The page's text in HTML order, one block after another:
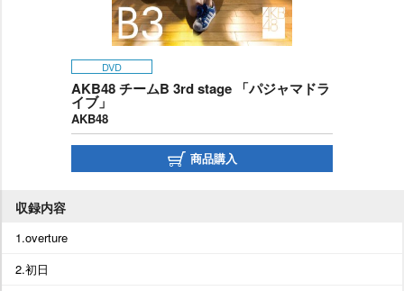
DVD
AKB48 チームB 3rd stage 「パジャマドラ
イブ」
AKB48
商品購入
収録内容
1.overture
2.初日